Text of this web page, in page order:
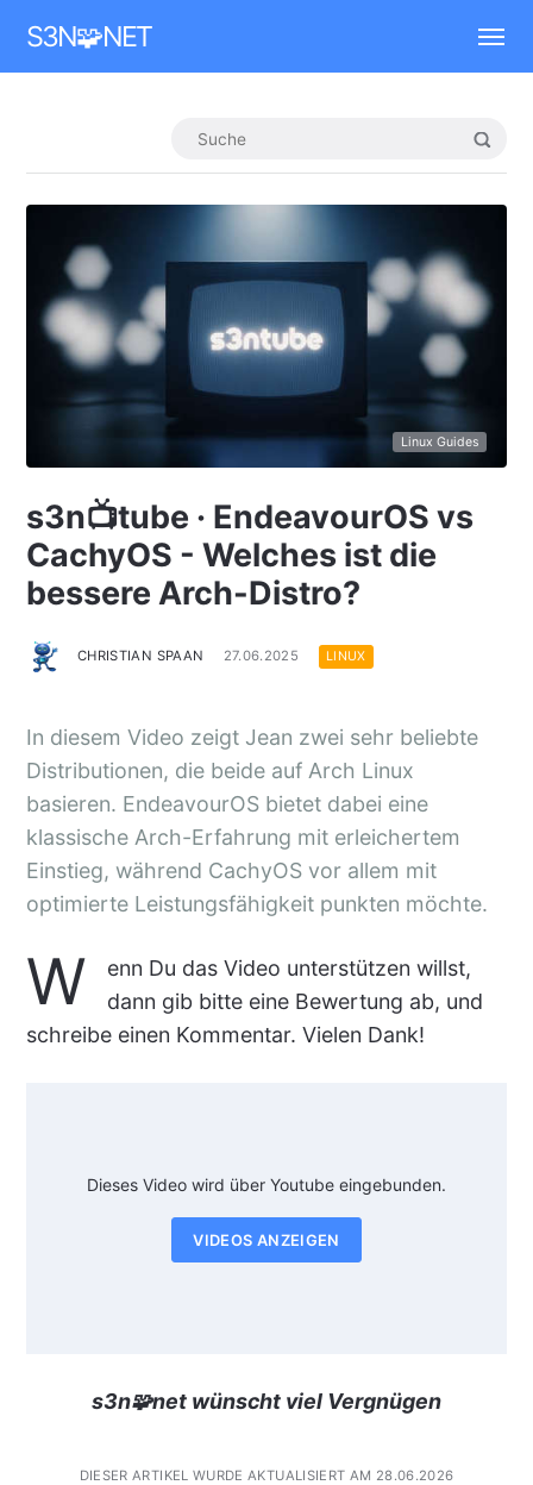
S3N🧩NET
Linux Guides
s3n📺tube · EndeavourOS vs
CachyOS - Welches ist die
bessere Arch-Distro?
CHRISTIAN SPAAN 27.06.2025 LINUX
In diesem Video zeigt Jean zwei sehr beliebte
Distributionen, die beide auf Arch Linux
basieren. EndeavourOS bietet dabei eine
klassische Arch-Erfahrung mit erleichertem
Einstieg, während CachyOS vor allem mit
optimierte Leistungsfähigkeit punkten möchte.
W
enn Du das Video unterstützen willst,
dann gib bitte eine Bewertung ab, und
schreibe einen Kommentar. Vielen Dank!
Dieses Video wird über Youtube eingebunden.
VIDEOS ANZEIGEN
s3n🧩net wünscht viel Vergnügen
DIESER ARTIKEL WURDE AKTUALISIERT AM 28.06.2026